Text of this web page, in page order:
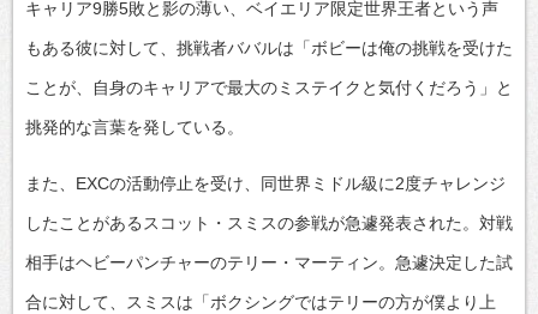
キャリア9勝5敗と影の薄い、ベイエリア限定世界王者という声
もある彼に対して、挑戦者ババルは「ボビーは俺の挑戦を受けた
ことが、自身のキャリアで最大のミステイクと気付くだろう」と
挑発的な言葉を発している。
また、EXCの活動停止を受け、同世界ミドル級に2度チャレンジ
したことがあるスコット・スミスの参戦が急遽発表された。対戦
相手はヘビーパンチャーのテリー・マーティン。急遽決定した試
合に対して、スミスは「ボクシングではテリーの方が僕より上